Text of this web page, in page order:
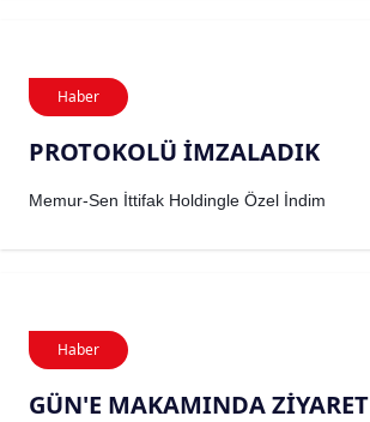
Haber
PROTOKOLÜ İMZALADIK
Memur-Sen İttifak Holdingle Özel İndim
Haber
GÜN'E MAKAMINDA ZİYARET